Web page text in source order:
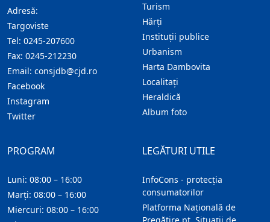
Adresă:
Targoviste
Tel: 0245-207600
Fax: 0245-212230
Email: consjdb@cjd.ro
Facebook
Instagram
Twitter
Turism
Hărţi
Instituţii publice
Urbanism
Harta Dambovita
Localitaţi
Heraldică
Album foto
LEGĂTURI UTILE
InfoCons - protecția
consumatorilor
Platforma Națională de
PROGRAM
Luni: 08:00 – 16:00
Marți: 08:00 – 16:00
Miercuri: 08:00 – 16:00